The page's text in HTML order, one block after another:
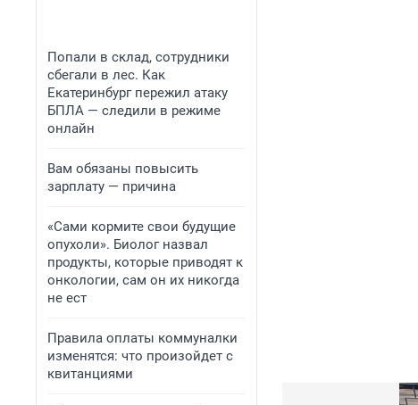
Попали в склад, сотрудники
сбегали в лес. Как
Екатеринбург пережил атаку
БПЛА — следили в режиме
онлайн
Вам обязаны повысить
зарплату — причина
«Сами кормите свои будущие
опухоли». Биолог назвал
продукты, которые приводят к
онкологии, сам он их никогда
не ест
Правила оплаты коммуналки
изменятся: что произойдет с
квитанциями